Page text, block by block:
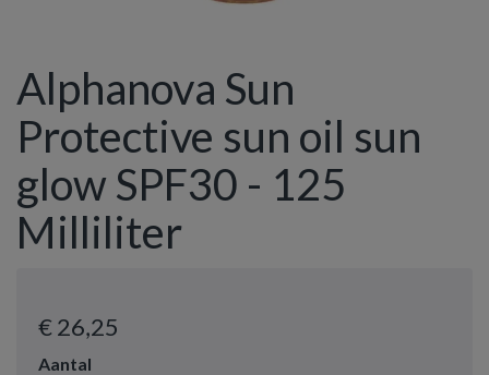
Alphanova Sun
Protective sun oil sun
glow SPF30 - 125
Milliliter
€ 26,25
Aantal